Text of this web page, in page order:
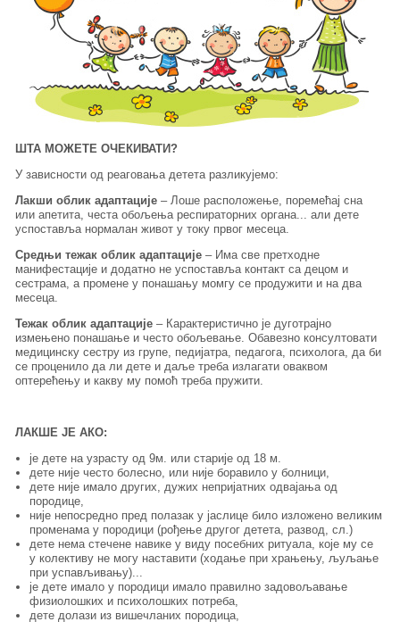
ШТА МОЖЕТЕ ОЧЕКИВАТИ?
У зависности од реаговања детета разликујемо:
Лакши облик адаптације – Лоше расположење, поремећај сна
или апетита, честа обољења респираторних органа... али дете
успоставља нормалан живот у току првог месеца.
Средњи тежак облик адаптације – Има све претходне
манифестације и додатно не успоставља контакт са децом и
сестрама, а промене у понашању момгу се продужити и на два
месеца.
Тежак облик адаптације – Карактеристично је дуготрајно
измењено понашање и често обољевање. Обавезно консултовати
медицинску сестру из групе, педијатра, педагога, психолога, да би
се проценило да ли дете и даље треба излагати оваквом
оптерећењу и какву му помоћ треба пружити.
ЛАКШЕ ЈЕ АКО:
је дете на узрасту од 9м. или старије од 18 м.
дете није често болесно, или није боравило у болници,
дете није имало других, дужих непријатних одвајања од
породице,
није непосредно пред полазак у јаслице било изложено великим
променама у породици (рођење другог детета, развод, сл.)
дете нема стечене навике у виду посебних ритуала, које му се
у колективу не могу наставити (ходање при храњењу, љуљање
при успављивању)...
је дете имало у породици имало правилно задовољавање
физиолошких и психолошких потреба,
дете долази из вишечланих породица,